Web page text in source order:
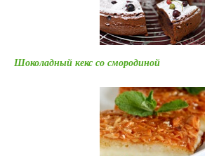
Шоколадный кекс со смородиной